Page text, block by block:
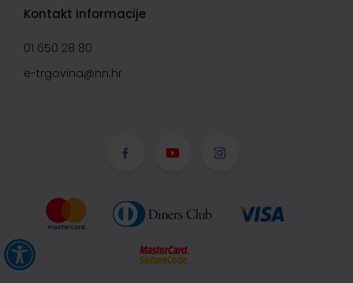
Kontakt informacije
01 650 28 80
e-trgovina@nn.hr